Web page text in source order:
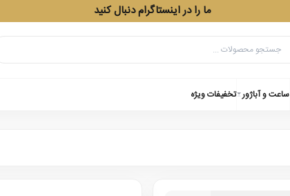
ما را در اینستاگرام دنبال کنید
ساعت و آباژور تخفیفات ویژه